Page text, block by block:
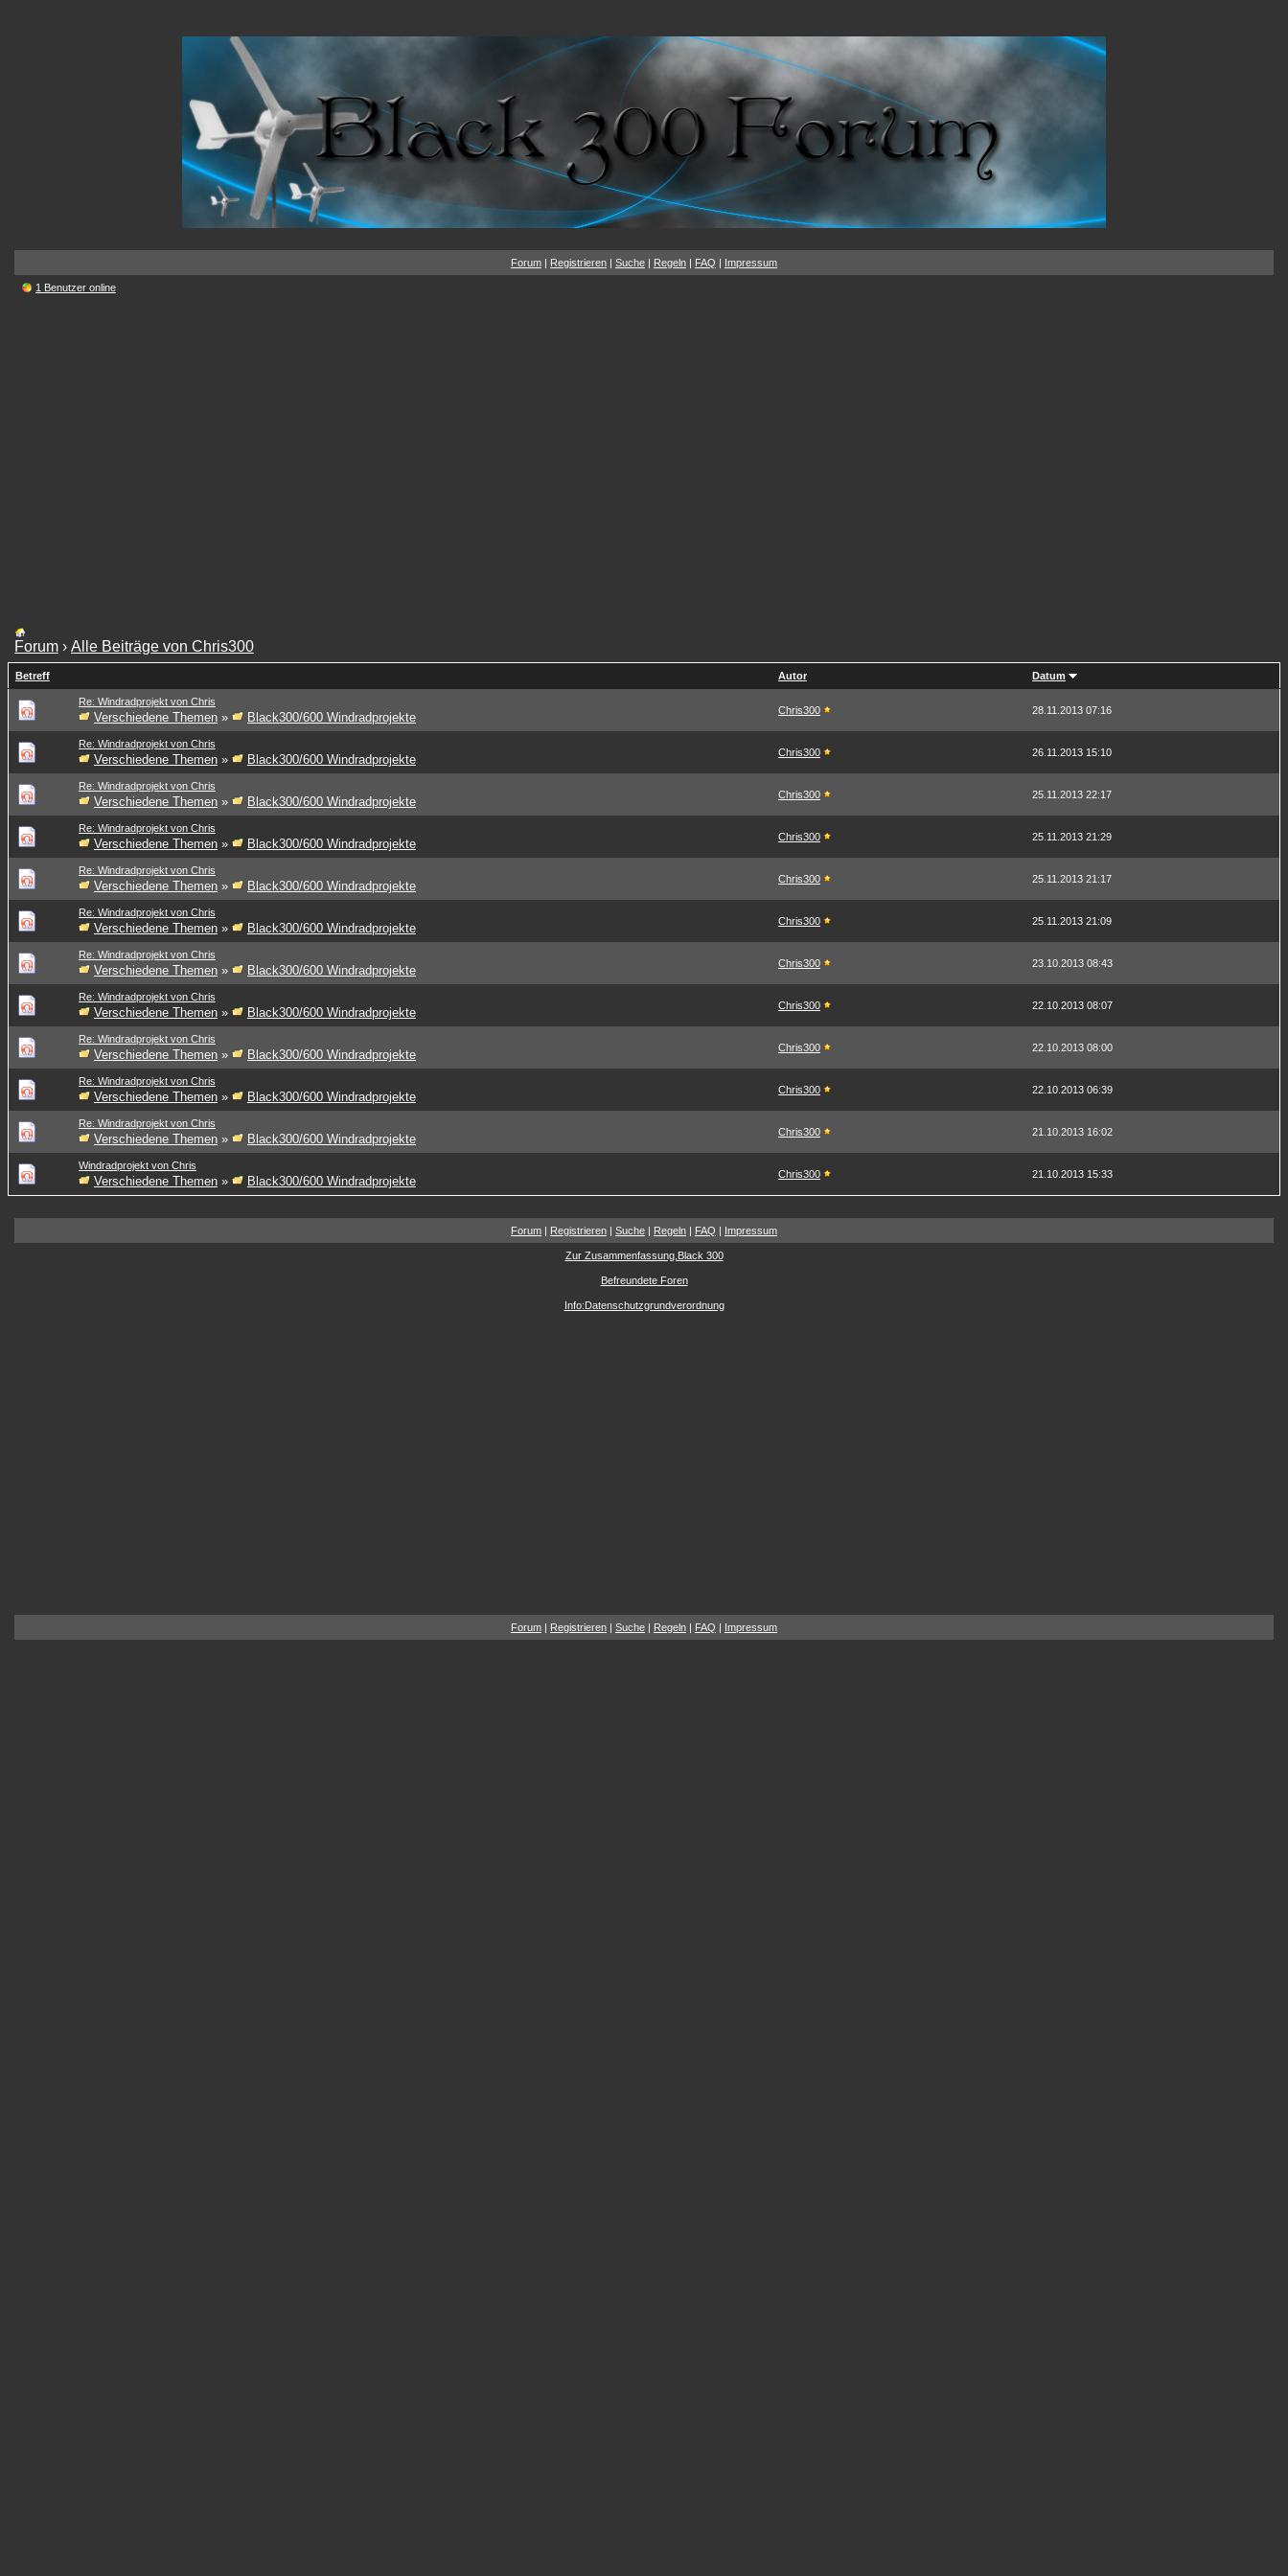
Forum | Registrieren | Suche | Regeln | FAQ | Impressum
1 Benutzer online
Forum › Alle Beiträge von Chris300
Betreff Autor Datum
Re: Windradprojekt von Chris
Verschiedene Themen » Black300/600 Windradprojekte Chris300 28.11.2013 07:16
Re: Windradprojekt von Chris
Verschiedene Themen » Black300/600 Windradprojekte Chris300 26.11.2013 15:10
Re: Windradprojekt von Chris
Verschiedene Themen » Black300/600 Windradprojekte Chris300 25.11.2013 22:17
Re: Windradprojekt von Chris
Verschiedene Themen » Black300/600 Windradprojekte Chris300 25.11.2013 21:29
Re: Windradprojekt von Chris
Verschiedene Themen » Black300/600 Windradprojekte Chris300 25.11.2013 21:17
Re: Windradprojekt von Chris
Verschiedene Themen » Black300/600 Windradprojekte Chris300 25.11.2013 21:09
Re: Windradprojekt von Chris
Verschiedene Themen » Black300/600 Windradprojekte Chris300 23.10.2013 08:43
Re: Windradprojekt von Chris
Verschiedene Themen » Black300/600 Windradprojekte Chris300 22.10.2013 08:07
Re: Windradprojekt von Chris
Verschiedene Themen » Black300/600 Windradprojekte Chris300 22.10.2013 08:00
Re: Windradprojekt von Chris
Verschiedene Themen » Black300/600 Windradprojekte Chris300 22.10.2013 06:39
Re: Windradprojekt von Chris
Verschiedene Themen » Black300/600 Windradprojekte Chris300 21.10.2013 16:02
Windradprojekt von Chris
Verschiedene Themen » Black300/600 Windradprojekte Chris300 21.10.2013 15:33
Forum | Registrieren | Suche | Regeln | FAQ | Impressum
Zur Zusammenfassung,Black 300
Befreundete Foren
Info:Datenschutzgrundverordnung
Forum | Registrieren | Suche | Regeln | FAQ | Impressum